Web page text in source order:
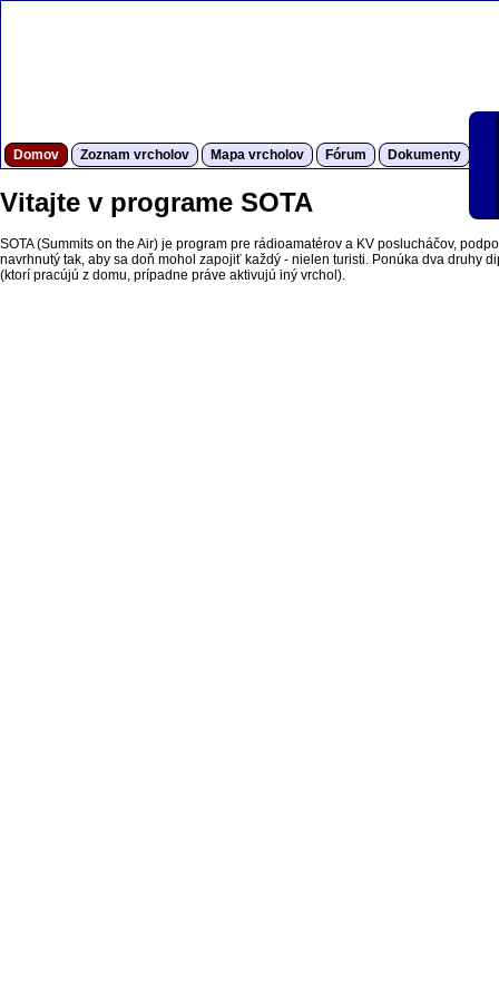
Domov Zoznam vrcholov Mapa vrcholov Fórum Dokumenty
Vitajte v programe SOTA
SOTA (Summits on the Air) je program pre rádioamatérov a KV poslucháčov,
navrhnutý tak, aby sa doň mohol zapojiť každý - nielen turisti. Ponúka dva druhy
(ktorí pracújú z domu, prípadne práve aktivujú iný vrchol).